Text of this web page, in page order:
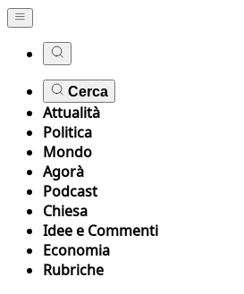
Cerca
Attualità
Politica
Mondo
Agorà
Podcast
Chiesa
Idee e Commenti
Economia
Rubriche